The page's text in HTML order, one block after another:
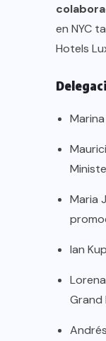
en NYC
Hotels
Maria
Ian
Grand